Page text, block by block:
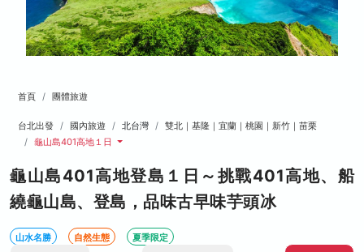
首頁 團體旅遊
台北出發 國內旅遊 北台灣
雙北｜基隆｜宜蘭｜桃園｜新竹｜苗栗
龜山島401高地１日
龜山島401高地登島１日～挑戰401高地、船
繞龜山島、登島，品味古早味芋頭冰
山水名勝 自然生態 夏季限定